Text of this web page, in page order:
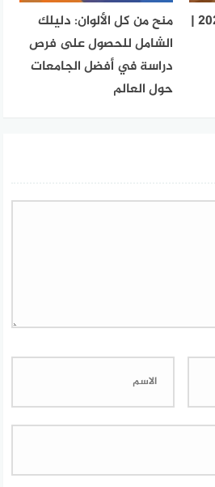
منح جامعة كامبريدج 2025 |
منح من كل الألوان: دليلك
الشامل للحصول على فرص
دراسة في أفضل الجامعات
حول العالم